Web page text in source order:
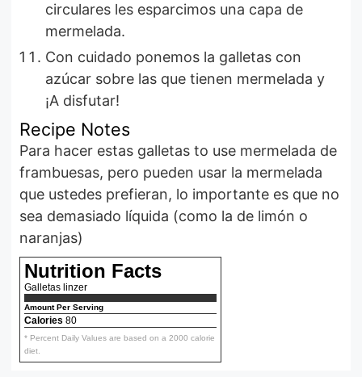
circulares les esparcimos una capa de
mermelada.
Con cuidado ponemos la galletas con
azúcar sobre las que tienen mermelada y
¡A disfutar!
Recipe Notes
Para hacer estas galletas to use mermelada de
frambuesas, pero pueden usar la mermelada
que ustedes prefieran, lo importante es que no
sea demasiado líquida (como la de limón o
naranjas)
Nutrition Facts
Galletas linzer
Amount Per Serving
Calories 80
* Percent Daily Values are based on a 2000 calorie
diet.